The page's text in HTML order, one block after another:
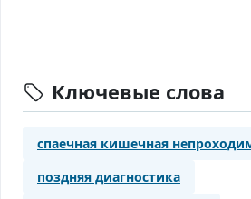
Ключевые слова
спаечная кишечная
поздняя диагностика